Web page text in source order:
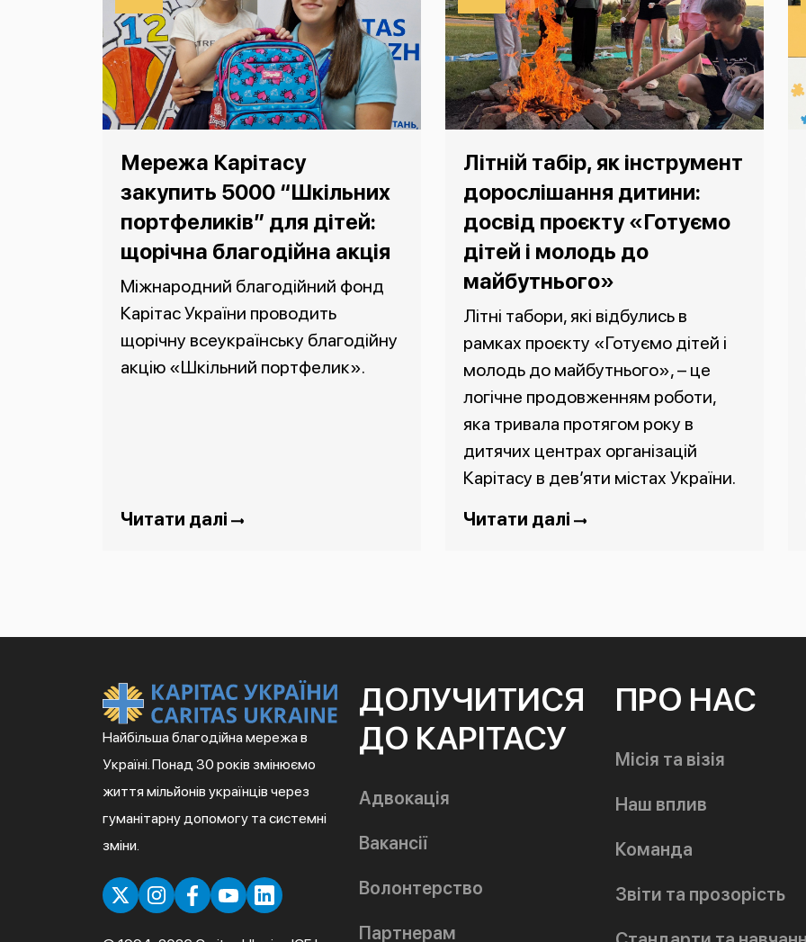
Мережа Карітасу
закупить 5000 “Шкільних
портфеликів” для дітей:
щорічна благодійна акція
Міжнародний благодійний фонд
Карітас України проводить
щорічну всеукраїнську благодійну
акцію «Шкільний портфелик».
Читати далі
Літній табір, як інструмент
дорослішання дитини:
досвід проєкту «Готуємо
дітей і молодь до
майбутнього»
Літні табори, які відбулись в
рамках проєкту «Готуємо дітей і
молодь до майбутнього», – це
логічне продовженням роботи,
яка тривала протягом року в
дитячих центрах організацій
Карітасу в дев’яти містах України.
Читати далі
Найбільша благодійна мережа в
Україні. Понад 30 років змінюємо
життя мільйонів українців через
гуманітарну допомогу та системні
зміни.
ДОЛУЧИТИСЯ
ДО КАРІТАСУ
Адвокація
Вакансії
Волонтерство
Партнерам
ПРО НАС
Місія та візія
Наш вплив
Команда
Звіти та прозорість